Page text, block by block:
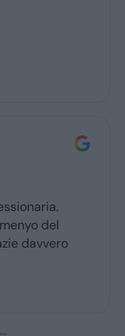
del
davvero